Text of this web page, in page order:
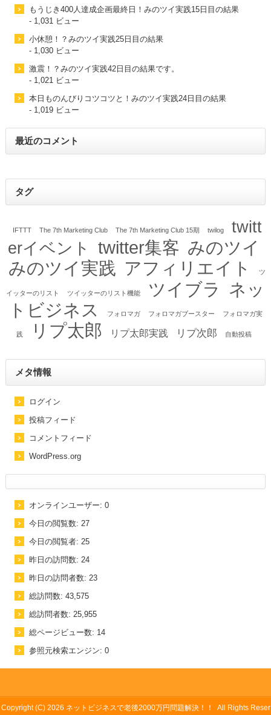
もうじき400人達成企画最終日！みのツイ実践15日目の結果
- 1,031 ビュー
小休憩！？みのツイ実践25日目の結果
- 1,030 ビュー
激震！？みのツイ実践42日目の結果です。
- 1,021 ビュー
本日ものんびりコツコツと！みのツイ実践24日目の結果
- 1,019 ビュー
最近のコメント
タグ
IFTTT The 7th Marketing Club The 7th Marketing Club 15期 twilog
twitt
erイベント
twitter集客 みのツイ
みのツイ実践 アフィリエイト ツ
イッターのリスト ツイッターのリスト機能 ツイブラ
ネッ
トビジネス
フォロマガ フォロマガブースター フォロマガ実
践 リプ太郎 リプ太郎実践 リプ次郎 自動投稿
メタ情報
ログイン
投稿フィード
コメントフィード
WordPress.org
オンラインユーザー: 0
今日の閲覧数: 27
今日の閲覧者: 25
昨日の訪問数: 24
昨日の訪問者数: 23
総訪問数: 43,575
総訪問者数: 25,955
総ページビュー数: 14
参照元検索エンジン: 0
Copyright (C) 2026 ネットビジネスで老後2000万円問題解決！！ All Rights Reser